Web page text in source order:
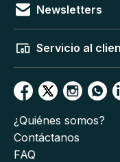
Newsletters
Servicio al
¿Quiénes somos?
Contáctanos
FAQ